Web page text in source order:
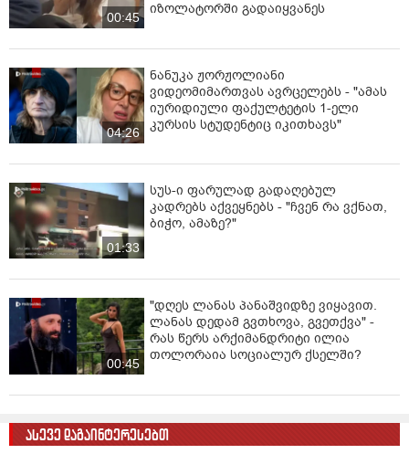
00:45
იზოლატორში გადაიყვანეს
04:26
ნანუკა ჟორჟოლიანი
ვიდეომიმართვას ავრცელებს - "ამას
იურიდიული ფაქულტეტის 1-ელი
კურსის სტუდენტიც იკითხავს"
01:33
სუს-ი ფარულად გადაღებულ
კადრებს აქვეყნებს - "ჩვენ რა ვქნათ,
ბიჭო, ამაზე?"
00:45
"დღეს ლანას პანაშვიდზე ვიყავით.
ლანას დედამ გვთხოვა, გვეთქვა" -
რას წერს არქიმანდრიტი ილია
თოლორაია სოციალურ ქსელში?
ასევე დაგაინტერესებთ